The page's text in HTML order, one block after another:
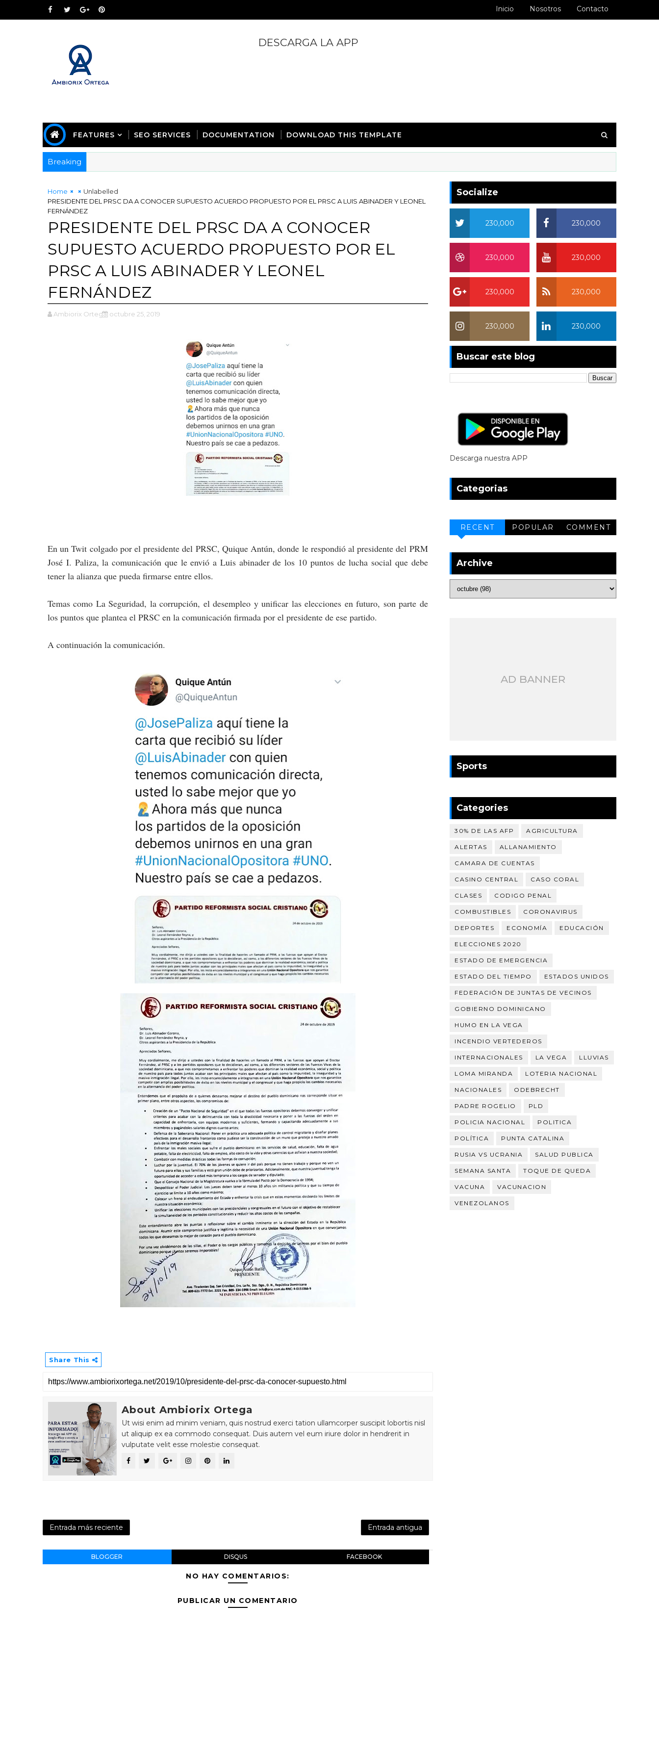
Inicio Nosotros Contacto
DESCARGA LA APP
FEATURES SEO SERVICES DOCUMENTATION DOWNLOAD THIS TEMPLATE
Breaking
Home
Unlabelled
PRESIDENTE DEL PRSC DA A CONOCER SUPUESTO ACUERDO PROPUESTO POR EL PRSC A LUIS ABINADER Y LEONEL
FERNÁNDEZ
PRESIDENTE DEL PRSC DA A CONOCER
SUPUESTO ACUERDO PROPUESTO POR EL
PRSC A LUIS ABINADER Y LEONEL
FERNÁNDEZ
Ambiorix Ortega octubre 25, 2019
En un Twit colgado por el presidente del PRSC, Quique Antún, donde le respondió al presidente del PRM
José I. Paliza, la comunicación que le envió a Luis abinader de los 10 puntos de lucha social que debe
tener la alianza que pueda firmarse entre ellos.
Temas como La Seguridad, la corrupción, el desempleo y unificar las elecciones en futuro, son parte de
los puntos que plantea el PRSC en la comunicación firmada por el presidente de ese partido.
A continuación la comunicación.
Share This
About Ambiorix Ortega
Ut wisi enim ad minim veniam, quis nostrud exerci tation ullamcorper suscipit lobortis nisl
ut aliquip ex ea commodo consequat. Duis autem vel eum iriure dolor in hendrerit in
vulputate velit esse molestie consequat.
Entrada más reciente Entrada antigua
BLOGGER DISQUS FACEBOOK
NO HAY COMENTARIOS:
PUBLICAR UN COMENTARIO
Socialize
230,000
230,000
230,000
230,000
230,000
230,000
230,000
230,000
Buscar este blog
Descarga nuestra APP
Categorias
RECENT POPULAR COMMENT
Archive
AD BANNER
Sports
Categories
30% DE LAS AFP AGRICULTURA
ALERTAS ALLANAMIENTO
CAMARA DE CUENTAS
CASINO CENTRAL CASO CORAL
CLASES CODIGO PENAL
COMBUSTIBLES CORONAVIRUS
DEPORTES ECONOMÍA EDUCACIÓN
ELECCIONES 2020
ESTADO DE EMERGENCIA
ESTADO DEL TIEMPO ESTADOS UNIDOS
FEDERACIÓN DE JUNTAS DE VECINOS
GOBIERNO DOMINICANO
HUMO EN LA VEGA
INCENDIO VERTEDEROS
INTERNACIONALES LA VEGA LLUVIAS
LOMA MIRANDA LOTERIA NACIONAL
NACIONALES ODEBRECHT
PADRE ROGELIO PLD
POLICIA NACIONAL POLITICA
POLÍTICA PUNTA CATALINA
RUSIA VS UCRANIA SALUD PUBLICA
SEMANA SANTA TOQUE DE QUEDA
VACUNA VACUNACION
VENEZOLANOS